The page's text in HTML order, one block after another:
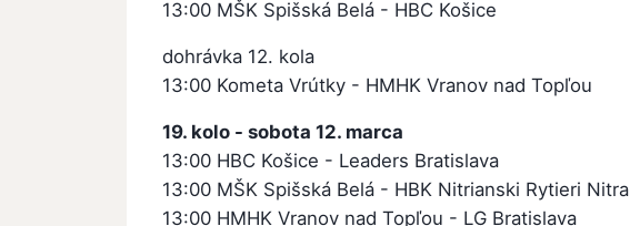
13:00 MŠK Spišská Belá - HBC Košice
dohrávka 12. kola
13:00 Kometa Vrútky - HMHK Vranov nad Topľou
19. kolo - sobota 12. marca
13:00 HBC Košice - Leaders Bratislava
13:00 MŠK Spišská Belá - HBK Nitrianski Rytieri Nitra
13:00 HMHK Vranov nad Topľou - LG Bratislava